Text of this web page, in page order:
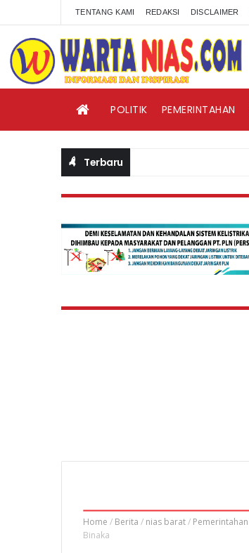
TENTANG KAMI REDAKSI DISCLAIMER
POLITIK PEMERINTAHAN
Terbaru
Home / Berita / nias barat/ Pemerintahan
Binaka